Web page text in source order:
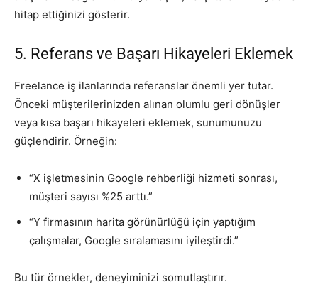
hitap ettiğinizi gösterir.
5. Referans ve Başarı Hikayeleri Eklemek
Freelance iş ilanlarında referanslar önemli yer tutar.
Önceki müşterilerinizden alınan olumlu geri dönüşler
veya kısa başarı hikayeleri eklemek, sunumunuzu
güçlendirir. Örneğin:
“X işletmesinin Google rehberliği hizmeti sonrası,
müşteri sayısı %25 arttı.”
“Y firmasının harita görünürlüğü için yaptığım
çalışmalar, Google sıralamasını iyileştirdi.”
Bu tür örnekler, deneyiminizi somutlaştırır.